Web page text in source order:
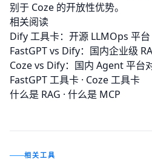
别于 Coze 的开放性优势。
相关阅读
Dify 工具卡：开源 LLMOps 平台
FastGPT vs Dify：国内企业级
Coze vs Dify：国内 Agent 平台
FastGPT 工具卡 · Coze 工具卡
什么是 RAG · 什么是 MCP
相关工具